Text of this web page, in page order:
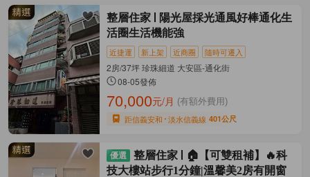
整層住家
陽光屋採光通風好棒通化生
活圈生活機能強
近捷運 新上架 近商圈 隨時可遷入
2房/37坪 珍珠細道 大安區-通化街
08-05發佈
70,000元/月 (有額外費用)
距信義安和 淡水信義線 401公尺
整層住家
🏠【可雙租補】🔥科
技大樓站步行1分鐘|溫馨美2房有開窗